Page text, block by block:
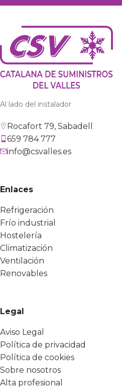
Al lado del instalador
Rocafort 79, Sabadell
659 784 777
info@csvalles.es
Enlaces
Refrigeración
Frío industrial
Hostelería
Climatización
Ventilación
Renovables
Legal
Aviso Legal
Política de privacidad
Política de cookies
Sobre nosotros
Alta profesional